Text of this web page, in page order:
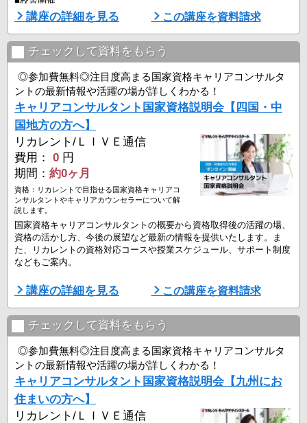
▼リカレント銀座
8月15日（土）14:00-16:30 ※
▼リカレント横浜
8月8日（土）16:00-18:30 ※
▼リカレント新宿
8月11日（火祝）10:00-12:30 ※
8月26日（水）18:45-21:15 ※
■オンライン開催
・全国にお住まいの方対象
8月8日（土）16:00-18:30 ※
8月18日（火）14:00-16:30 ※
8月22 ...
講座の詳細を見る この講座を資料請求
チェックして資料をもらう
◎参加費無料◎注目度高まる国家資格キャリアコンサルタ
ントの最新情報や活躍の場が詳しくわかる！
キャリアコンサルタント国家資格説明会【四国・中
国地方の方へ】
リカレント/ＬＩＶＥ通信
費用：
0 円
期間： 約0ヶ月
資格：リカレントで目指せる国家資格キャリアコ
ンサルタントやキャリアカウンセラーについて解
説します。
国家資格キャリアコンサルタントの概要から資格取得後の活躍の場、
資格の活かし方、今後の展望など最新の情報を提供いたします。ま
た、リカレントの資格対応コースや授業スケジュール、サポート制度
などもご案内。
■資格説明会開催日
▼オンライン開催
・全国にお住まいの方対象
8月9日（日）16:30-18:30
8月11日（火）16:30-18:30
8月15日（土）16:30-18:30
8月19日（水）13:30-15:30
8月23日（日）16:30-18:30
※セミナー（無料）へ参加希望 ...
講座の詳細を見る この講座を資料請求
チェックして資料をもらう
◎参加費無料◎注目度高まる国家資格キャリアコンサルタ
ントの最新情報や活躍の場が詳しくわかる！
キャリアコンサルタント国家資格説明会【九州にお
住まいの方へ】
リカレント/ＬＩＶＥ通信